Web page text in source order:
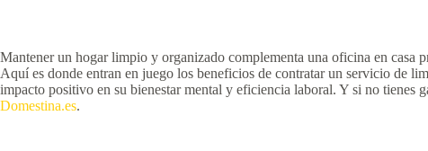
Mantener un hogar limpio y organizado complementa una oficina en casa
Aquí es donde entran en juego los beneficios de contratar un servicio de
impacto positivo en su bienestar mental y eficiencia laboral. Y si no tienes
Domestina.es.